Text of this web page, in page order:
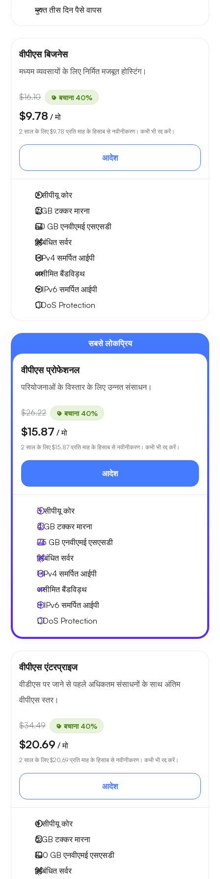
मुक्ततीस दिनपैसे वापस
वीपीएस बिजनेस
मध्यम व्यवसायों के लिए निर्मित मजबूत होस्टिंग।
$16.10 बचाना 40%
$9.78 / मो
2 साल के लिए $9.78 प्रति माह के हिसाब से नवीनीकरण। कभी भी रद्द करें।
आदेश
2सीपीयू कोर
2 GB टक्कर मारना
50 GB एनवीएमई एसएसडी
प्रबंधित सर्वर
1 IPv4समर्पित आईपी
असीमित बैंडविड्थ
6 IPv6समर्पित आईपी
DDoS Protection
सबसे लोकप्रिय
वीपीएस प्रोफेशनल
परियोजनाओं के विस्तार के लिए उन्नत संसाधन।
$26.22 बचाना 40%
$15.87 / मो
2 साल के लिए $15.87 प्रति माह के हिसाब से नवीनीकरण। कभी भी रद्द करें।
आदेश
3सीपीयू कोर
4 GB टक्कर मारना
75 GB एनवीएमई एसएसडी
प्रबंधित सर्वर
1 IPv4समर्पित आईपी
असीमित बैंडविड्थ
8 IPv6समर्पित आईपी
DDoS Protection
वीपीएस एंटरप्राइज
वीडीएस पर जाने से पहले अधिकतम संसाधनों के साथ अंतिम
वीपीएस स्तर।
$34.49 बचाना 40%
$20.69 / मो
2 साल के लिए $20.69 प्रति माह के हिसाब से नवीनीकरण। कभी भी रद्द करें।
आदेश
4सीपीयू कोर
6 GB टक्कर मारना
100 GB एनवीएमई एसएसडी
प्रबंधित सर्वर